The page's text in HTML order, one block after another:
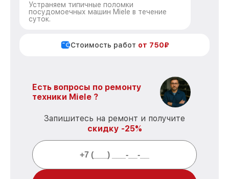
Устраняем типичные поломки
посудомоечных машин Miele в течение
суток.
Стоимость работ от 750₽
Есть вопросы по ремонту
техники Miele ?
Запишитесь на ремонт и получите
скидку -25%